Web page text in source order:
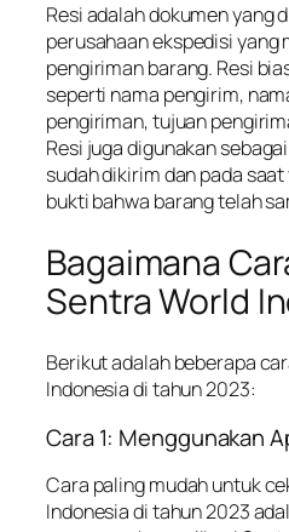
Resi adalah dokumen yang
perusahaan ekspedisi
pengiriman barang. Resi
seperti nama pengirim,
pengiriman, tujuan
Resi juga digunakan
sudah dikirim dan pada
bukti bahwa barang telah
Bagaimana
Sentra World
Berikut adalah beberapa
Indonesia di tahun 2023:
Cara 1: Menggunakan
Cara paling mudah untuk
Indonesia di tahun 2023